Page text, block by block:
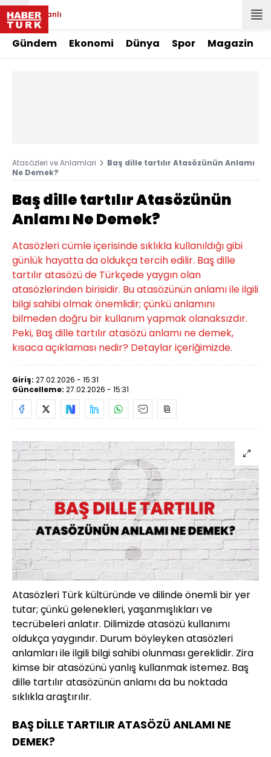
Canlı
Gündem Ekonomi Dünya Spor Magazin
Atasözleri ve Anlamlari
Baş dille tartılır Atasözünün Anlamı
Ne Demek?
Baş dille tartılır Atasözünün
Anlamı Ne Demek?
Atasözleri cümle içerisinde sıklıkla kullanıldığı gibi
günlük hayatta da oldukça tercih edilir. Baş dille
tartılır atasözü de Türkçede yaygın olan
atasözlerinden birisidir. Bu atasözünün anlamı ile ilgili
bilgi sahibi olmak önemlidir; çünkü anlamını
bilmeden doğru bir kullanım yapmak olanaksızdır.
Peki, Baş dille tartılır atasözü anlamı ne demek,
kısaca açıklaması nedir? Detaylar içeriğimizde.
Giriş: 27.02.2026 - 15:31
Güncelleme: 27.02.2026 - 15:31
Atasözleri Türk kültüründe ve dilinde önemli bir yer
tutar; çünkü gelenekleri, yaşanmışlıkları ve
tecrübeleri anlatır. Dilimizde atasözü kullanımı
oldukça yaygındır. Durum böyleyken atasözleri
anlamları ile ilgili bilgi sahibi olunması gereklidir. Zira
kimse bir atasözünü yanlış kullanmak istemez. Baş
dille tartılır atasözünün anlamı da bu noktada
sıklıkla araştırılır.
BAŞ DİLLE TARTILIR ATASÖZÜ ANLAMI NE
DEMEK?